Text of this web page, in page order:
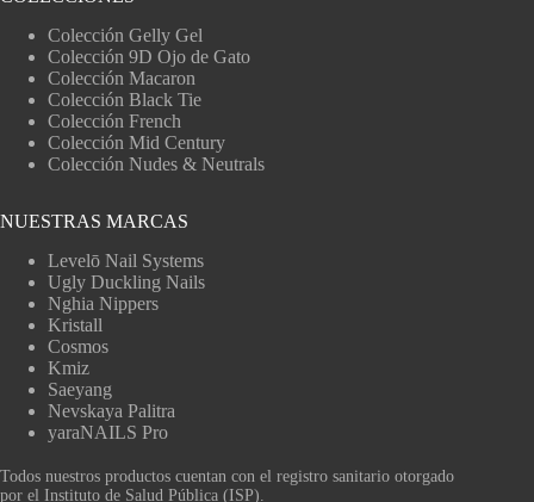
Colección Gelly Gel
Colección 9D Ojo de Gato
Colección Macaron
Colección Black Tie
Colección French
Colección Mid Century
Colección Nudes & Neutrals
NUESTRAS MARCAS
Levelō Nail Systems
Ugly Duckling Nails
Nghia Nippers
Kristall
Cosmos
Kmiz
Saeyang
Nevskaya Palitra
yaraNAILS Pro
Todos nuestros productos cuentan con el registro sanitario otorgado
por el Instituto de Salud Pública (ISP).